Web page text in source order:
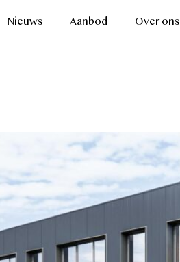
Nieuws Aanbod Over ons